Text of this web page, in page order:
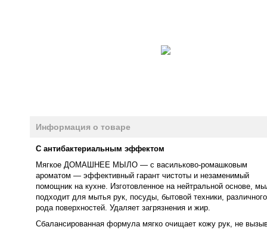
Информация о товаре
С антибактериальным эффектом
Мягкое ДОМАШНЕЕ МЫЛО — с васильково-ромашковым
ароматом — эффективный гарант чистоты и незаменимый
помощник на кухне. Изготовленное на нейтральной основе,
подходит для мытья рук, посуды, бытовой техники, различного
рода поверхностей. Удаляет загрязнения и жир.
Сбалансированная формула мягко очищает кожу рук, не